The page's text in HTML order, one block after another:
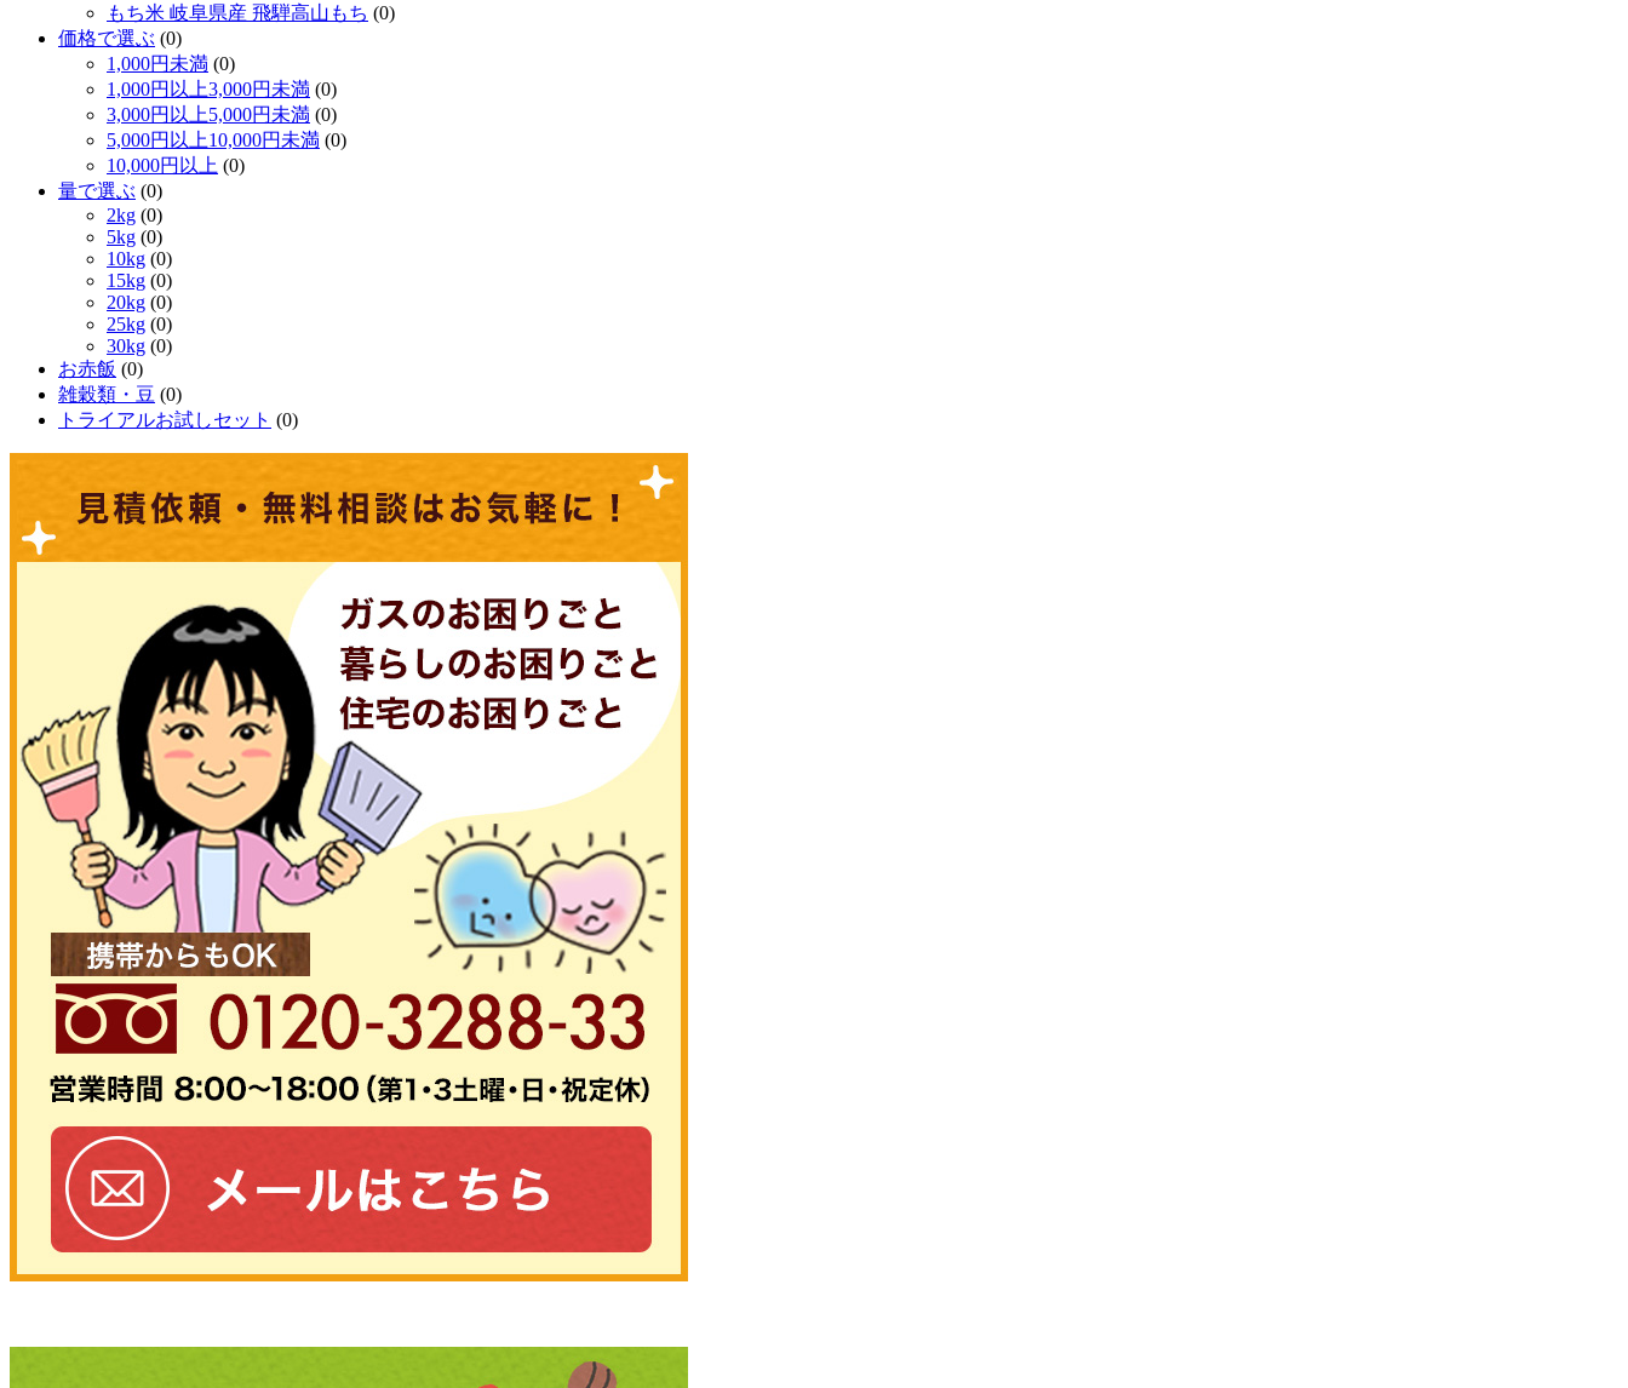
もち米 岐阜県産 飛騨高山もち (0)
価格で選ぶ (0)
1,000円未満 (0)
1,000円以上3,000円未満 (0)
3,000円以上5,000円未満 (0)
5,000円以上10,000円未満 (0)
10,000円以上 (0)
量で選ぶ (0)
2kg (0)
5kg (0)
10kg (0)
15kg (0)
20kg (0)
25kg (0)
30kg (0)
お赤飯 (0)
雑穀類・豆 (0)
トライアルお試しセット (0)